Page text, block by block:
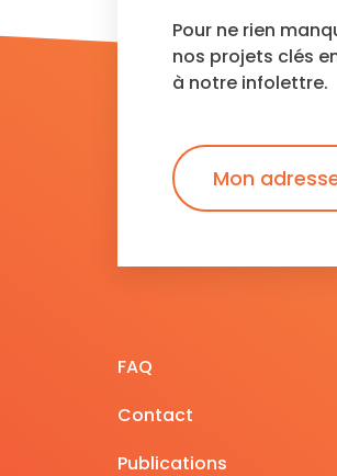
Pour ne rien
nos projets clés
à notre infolettre.
FAQ
Contact
Publications